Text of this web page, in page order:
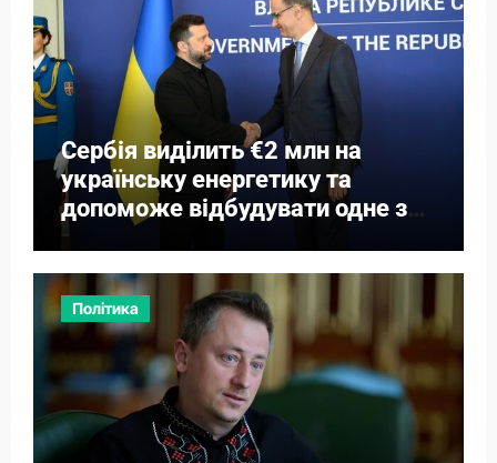
Сербія виділить €2 млн на
українську енергетику та
допоможе відбудувати одне з
міст
Політика